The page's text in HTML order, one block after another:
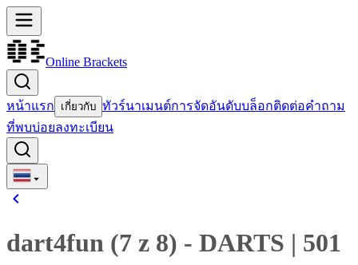
Online Brackets
หน้าแรก เกี่ยวกับ ทัวร์นาเมนต์การจัดอันดับบล็อกติดต่อคำถาม
ที่พบบ่อยลงทะเบียน
dart4fun (7 z 8) - DARTS | 501